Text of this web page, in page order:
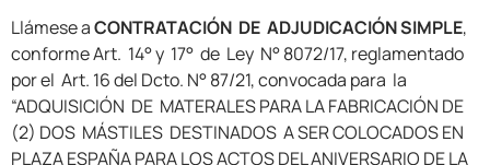
Llámese aCONTRATACIÓN DE ADJUDICACIÓN SIMPLE,
conforme Art. 14° y 17° de Ley N° 8072/17, reglamentado
por el Art. 16 del Dcto. N° 87/21, convocada para la
“ADQUISICIÓN DE MATERALES PARA LA FABRICACIÓN DE
(2) DOS MÁSTILES DESTINADOS A SER COLOCADOS EN
PLAZA ESPAÑA PARA LOS ACTOS DEL ANIVERSARIO DE LA